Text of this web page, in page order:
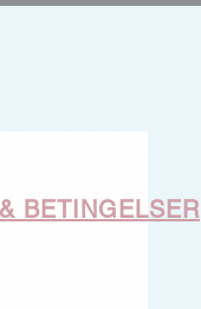
BETINGELSER